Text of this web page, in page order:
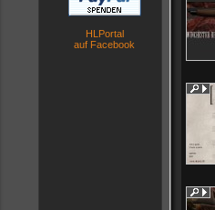
HLPortal
auf Facebook